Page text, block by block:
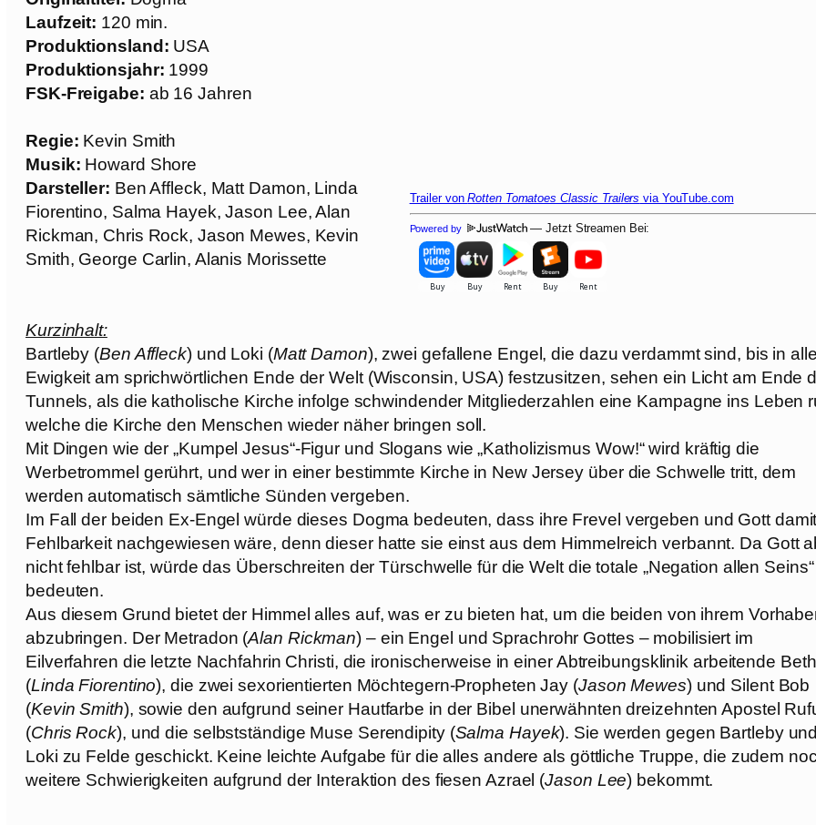
Trailer vonRotten Tomatoes Classic Trailers via YouTube.com
Powered by — Jetzt Streamen Bei:
Laufzeit: 120 min.
Produktionsland: USA
Produktionsjahr: 1999
FSK-Freigabe: ab 16 Jahren
Regie: Kevin Smith
Musik: Howard Shore
Darsteller: Ben Affleck, Matt Damon, Linda
Fiorentino, Salma Hayek, Jason Lee, Alan
Rickman, Chris Rock, Jason Mewes, Kevin
Smith, George Carlin, Alanis Morissette
Kurzinhalt:
Bartleby (Ben Affleck) und Loki (Matt Damon), zwei gefallene Engel, die dazu verdammt sind, bis in alle
Ewigkeit am sprichwörtlichen Ende der Welt (Wisconsin, USA) festzusitzen, sehen ein Licht am Ende
Tunnels, als die katholische Kirche infolge schwindender Mitgliederzahlen eine Kampagne ins Leben
welche die Kirche den Menschen wieder näher bringen soll.
Mit Dingen wie der „Kumpel Jesus“-Figur und Slogans wie „Katholizismus Wow!“ wird kräftig die
Werbetrommel gerührt, und wer in einer bestimmte Kirche in New Jersey über die Schwelle tritt, dem
werden automatisch sämtliche Sünden vergeben.
Im Fall der beiden Ex-Engel würde dieses Dogma bedeuten, dass ihre Frevel vergeben und Gott damit
Fehlbarkeit nachgewiesen wäre, denn dieser hatte sie einst aus dem Himmelreich verbannt. Da Gott
nicht fehlbar ist, würde das Überschreiten der Türschwelle für die Welt die totale „Negation allen Seins“
bedeuten.
Aus diesem Grund bietet der Himmel alles auf, was er zu bieten hat, um die beiden von ihrem
abzubringen. Der Metradon (Alan Rickman) – ein Engel und Sprachrohr Gottes – mobilisiert im
Eilverfahren die letzte Nachfahrin Christi, die ironischerweise in einer Abtreibungsklinik arbeitende
(Linda Fiorentino), die zwei sexorientierten Möchtegern-Propheten Jay (Jason Mewes) und Silent Bob
(Kevin Smith), sowie den aufgrund seiner Hautfarbe in der Bibel unerwähnten dreizehnten Apostel
(Chris Rock), und die selbstständige Muse Serendipity (Salma Hayek). Sie werden gegen Bartleby und
Loki zu Felde geschickt. Keine leichte Aufgabe für die alles andere als göttliche Truppe, die zudem
weitere Schwierigkeiten aufgrund der Interaktion des fiesen Azrael (Jason Lee) bekommt.